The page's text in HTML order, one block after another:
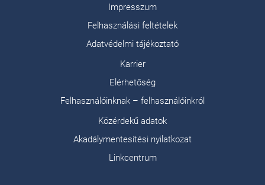
Impresszum
Felhasználási feltételek
Adatvédelmi tájékoztató
Karrier
Elérhetőség
Felhasználóinknak – felhasználóinkról
Közérdekű adatok
Akadálymentesítési nyilatkozat
Linkcentrum